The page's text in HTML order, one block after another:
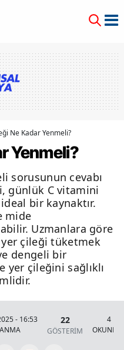
Ne Kadar Yenmeli?
Yenmeli?
sorusunun cevabı
günlük C vitamini
bir kaynaktır.
mide
Uzmanlara göre
çileği tüketmek
dengeli bir
yer çileğini sağlıklı
- 16:53
22
GÖSTERİM
4